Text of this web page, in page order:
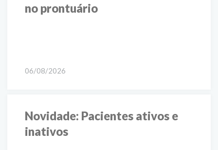
no prontuário
06/08/2026
Novidade: Pacientes ativos e
inativos